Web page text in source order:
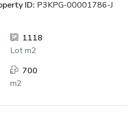
ID: P3KPG-00001786-J
1118
Lot m2
700
m2